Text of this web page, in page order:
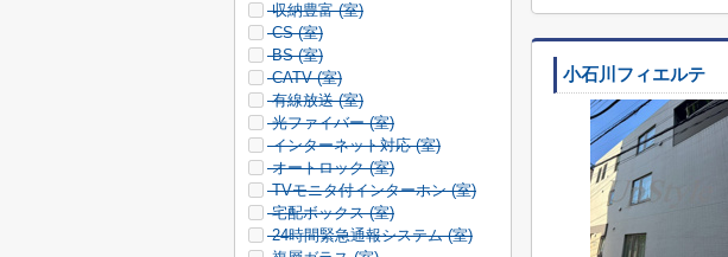
小石川フィエルテ
収納豊富 (室)
CS (室)
BS (室)
CATV (室)
有線放送 (室)
光ファイバー (室)
インターネット対応 (室)
オートロック (室)
TVモニタ付インターホン (室)
宅配ボックス (室)
24時間緊急通報システム (室)